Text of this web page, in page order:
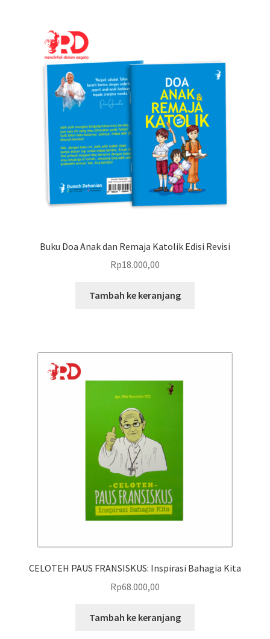
Buku Doa Anak dan Remaja Katolik Edisi Revisi
Rp18.000,00
Tambah ke keranjang
CELOTEH PAUS FRANSISKUS: Inspirasi Bahagia Kita
Rp68.000,00
Tambah ke keranjang